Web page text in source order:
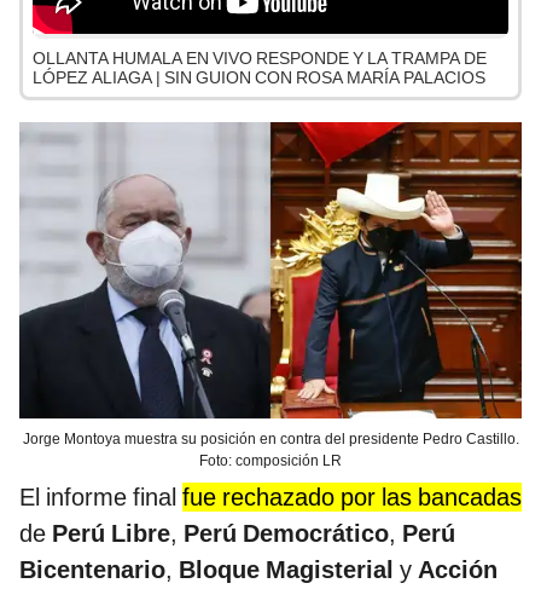
OLLANTA HUMALA EN VIVO RESPONDE Y LA TRAMPA DE
LÓPEZ ALIAGA | SIN GUION CON ROSA MARÍA PALACIOS
Jorge Montoya muestra su posición en contra del presidente Pedro Castillo.
Foto: composición LR
El informe final fue rechazado por las bancadas
de Perú Libre, Perú Democrático, Perú
Bicentenario, Bloque Magisterial y Acción